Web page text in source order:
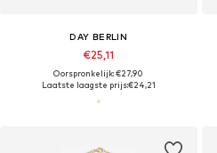
DAY BERLIN
€25,11
Oorspronkelijk: €27,90
Laatste laagste prijs:€24,21